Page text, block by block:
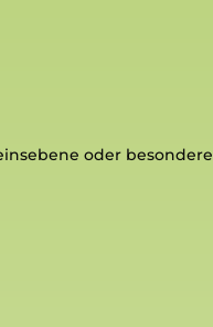
oder besondere